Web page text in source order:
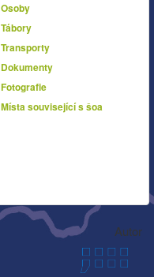
Osoby
Tábory
Transporty
Dokumenty
Fotografie
Místa související s šoa
Autor